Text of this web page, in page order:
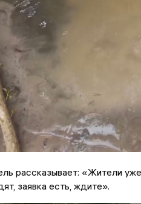
рассказывает: «Жители
заявка есть, ждите».